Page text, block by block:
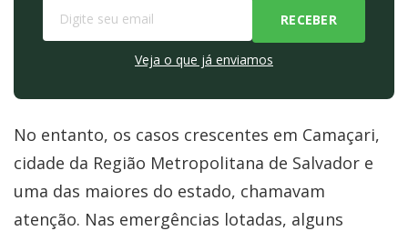
Veja o que já enviamos
No entanto, os casos crescentes em Camaçari,
cidade da Região Metropolitana de Salvador e
uma das maiores do estado, chamavam
atenção. Nas emergências lotadas, alguns